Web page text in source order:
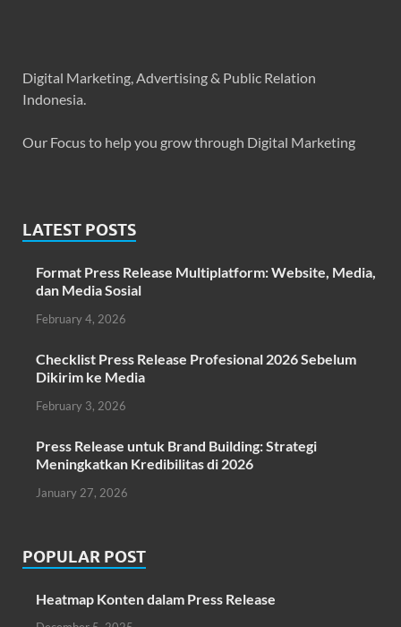
Digital Marketing, Advertising & Public Relation
Indonesia.
Our Focus to help you grow through Digital Marketing
LATEST POSTS
Format Press Release Multiplatform: Website, Media,
dan Media Sosial
February 4, 2026
Checklist Press Release Profesional 2026 Sebelum
Dikirim ke Media
February 3, 2026
Press Release untuk Brand Building: Strategi
Meningkatkan Kredibilitas di 2026
January 27, 2026
POPULAR POST
Heatmap Konten dalam Press Release